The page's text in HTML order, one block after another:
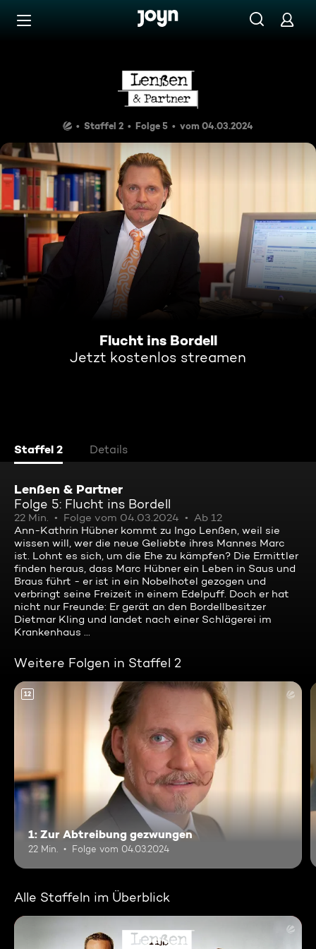
Zum Inhalt springen
Flucht ins Bordell
Staffel 2 Folge 5 vom 04.03.2024
Flucht ins Bordell
Jetzt kostenlos streamen
Staffel 2 Details
Lenßen & Partner
Folge 5: Flucht ins Bordell
22 Min. Folge vom 04.03.2024
Ab 12
Ann-Kathrin Hübner kommt zu Ingo Lenßen, weil sie
wissen will, wer die neue Geliebte ihres Mannes Marc
ist. Lohnt es sich, um die Ehe zu kämpfen? Die Ermittler
finden heraus, dass Marc Hübner ein Leben in Saus und
Braus führt - er ist in ein Nobelhotel gezogen und
verbringt seine Freizeit in einem Edelpuff. Doch er hat
nicht nur Freunde: Er gerät an den Bordellbesitzer
Dietmar Kling und landet nach einer Schlägerei im
Krankenhaus ...
Weitere Folgen in Staffel 2
12
1: Zur Abtreibung gezwungen
22 Min. Folge vom 04.03.2024
Alle Staffeln im Überblick